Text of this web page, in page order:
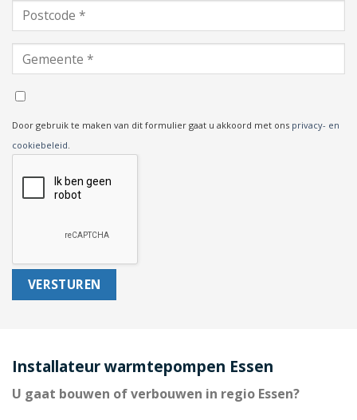
Door gebruik te maken van dit formulier gaat u akkoord met ons privacy- en
cookiebeleid
Installateur warmtepompen Essen
U gaat bouwen of verbouwen in regio Essen?